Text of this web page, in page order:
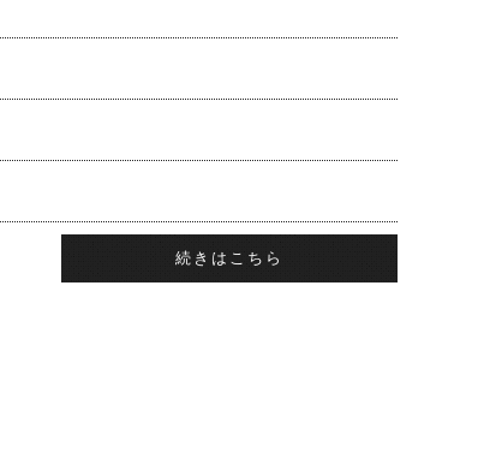
続きはこちら